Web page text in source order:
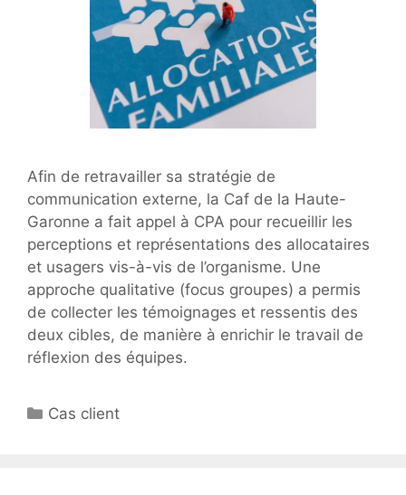
Afin de retravailler sa stratégie de
communication externe, la Caf de la Haute-
Garonne a fait appel à CPA pour recueillir les
perceptions et représentations des allocataires
et usagers vis-à-vis de l’organisme. Une
approche qualitative (focus groupes) a permis
de collecter les témoignages et ressentis des
deux cibles, de manière à enrichir le travail de
réflexion des équipes.
Catégories
Cas client